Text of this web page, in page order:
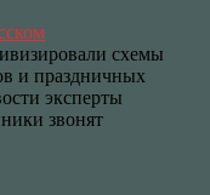
схемы
и праздничных
эксперты
звонят